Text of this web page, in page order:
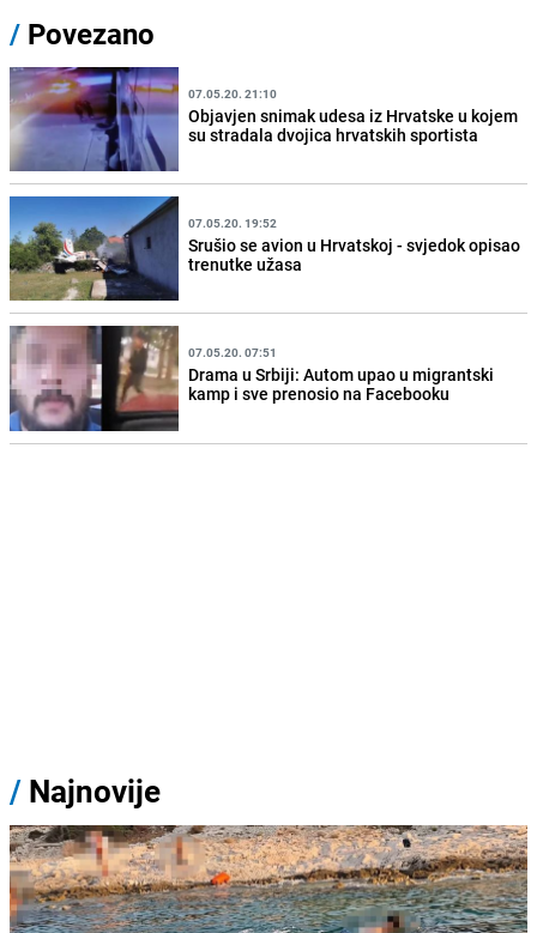
/ Povezano
07.05.20. 21:10
Objavjen snimak udesa iz Hrvatske u kojem
su stradala dvojica hrvatskih sportista
07.05.20. 19:52
Srušio se avion u Hrvatskoj - svjedok opisao
trenutke užasa
07.05.20. 07:51
Drama u Srbiji: Autom upao u migrantski
kamp i sve prenosio na Facebooku
/ Najnovije